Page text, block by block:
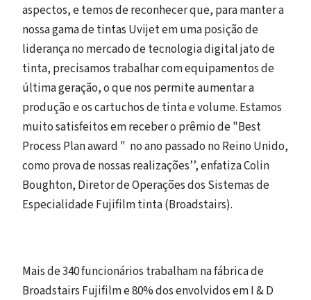
aspectos, e temos de reconhecer que, para manter a
nossa gama de tintas Uvijet em uma posição de
liderança no mercado de tecnologia digital jato de
tinta, precisamos trabalhar com equipamentos de
última geração, o que nos permite aumentar a
produção e os cartuchos de tinta e volume. Estamos
muito satisfeitos em receber o prêmio de "Best
Process Plan award " no ano passado no Reino Unido,
como prova de nossas realizações’’, enfatiza Colin
Boughton, Diretor de Operações dos Sistemas de
Especialidade Fujifilm tinta (Broadstairs).
Mais de 340 funcionários trabalham na fábrica de
Broadstairs Fujifilm e 80% dos envolvidos em I & D